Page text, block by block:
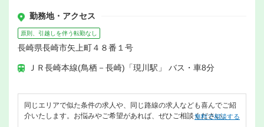
勤務地・アクセス
原則、引越しを伴う転勤なし
長崎県長崎市矢上町４８番１号
ＪＲ長崎本線(鳥栖－長崎)「現川駅」 バス・車8分
同じエリアで似た条件の求人や、同じ路線の求人なども喜んでご紹
介いたします。お悩みやご希望があれば、ぜひご相談ください。
無料で相談する